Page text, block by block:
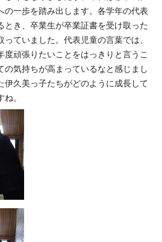
の一歩を踏み出します。各学年の代表
とき、卒業生が卒業証書を受け取った
ていました。代表児童の言葉では、
頑張りたいことをはっきりと言うこ
の気持ちが高まっているなと感じまし
伊久美っ子たちがどのように成長して
。